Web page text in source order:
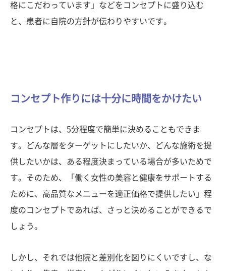
格にこだわっています」などをコンセプトに盛り込む
と、患者に自院の方針が伝わりやすいです。
コンセプト作りには十分に時間をかけたい
コンセプトは、5分程度で簡単に決めることもできま
す。どんな層をターゲットにしたいか、どんな施術を提
供したいかは、ある程度決まっている場合が多いためで
す。そのため、「働く女性の美容と健康をサポートする
ために、高品質なメニューを適正価格で提供したい」程
度のコンセプトであれば、さっと決めることができるで
しょう。
しかし、それでは他院と差別化を図りにくいですし、な